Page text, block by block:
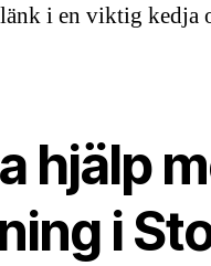
i en viktig kedja
hjälp
i